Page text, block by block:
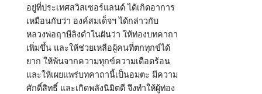
อยู่ที่ประเทศสวิสเซอร์แลนด์ ได้เกิดอาการ
เหมือนกับว่า องค์สมเด็จฯ ได้กล่าวกับ
หลวงพ่อฤาษีลิงดำในฝันว่า ให้ท่องบทคาถา
เพิ่มขึ้น และให้ช่วยเหลือผู้คนที่ตกทุกข์ได้
ยาก ให้พ้นจากความทุกข์ความเดือดร้อน
และให้เผยแพร่บทคาถานี้เป็นอมตะ มีความ
ศักดิ์สิทธิ์ และเกิดพลังนิมิตดี จึงทำให้ผู้ท่อง